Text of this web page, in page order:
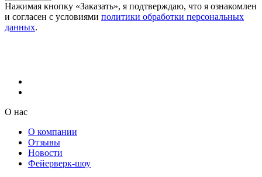
Нажимая кнопку «Заказать», я подтверждаю, что я ознакомлен
и согласен с условиями политики обработки персональных
данных.
О нас
О компании
Отзывы
Новости
Фейерверк-шоу